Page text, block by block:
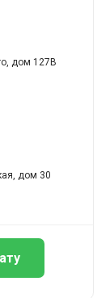
дом 127В
дом 30